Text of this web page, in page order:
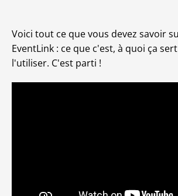
Voici tout ce que vous devez savoir
EventLink : ce que c'est, à quoi ça
l'utiliser. C'est parti !